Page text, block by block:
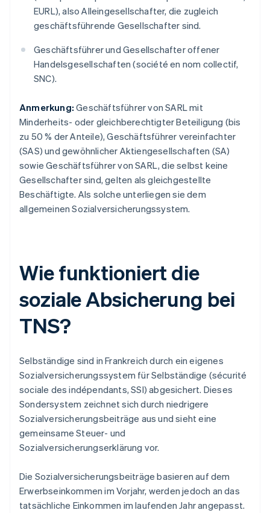
EURL), also Alleingesellschafter, die zugleich
geschäftsführende Gesellschafter sind.
Geschäftsführer und Gesellschafter offener
Handelsgesellschaften (société en nom collectif,
SNC).
Anmerkung: Geschäftsführer von SARL mit
Minderheits- oder gleichberechtigter Beteiligung (bis
zu 50 % der Anteile), Geschäftsführer vereinfachter
(SAS) und gewöhnlicher Aktiengesellschaften (SA)
sowie Geschäftsführer von SARL, die selbst keine
Gesellschafter sind, gelten als gleichgestellte
Beschäftigte. Als solche unterliegen sie dem
allgemeinen Sozialversicherungssystem.
Wie funktioniert die
soziale Absicherung bei
TNS?
Selbständige sind in Frankreich durch ein eigenes
Sozialversicherungssystem für Selbständige (sécurité
sociale des indépendants, SSI) abgesichert. Dieses
Sondersystem zeichnet sich durch niedrigere
Sozialversicherungsbeiträge aus und sieht eine
gemeinsame Steuer- und
Sozialversicherungserklärung vor.
Die Sozialversicherungsbeiträge basieren auf dem
Erwerbseinkommen im Vorjahr, werden jedoch an das
tatsächliche Einkommen im laufenden Jahr angepasst.